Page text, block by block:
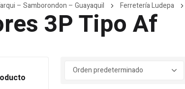
– Samborondon – Guayaquil Ferretería Ludepa
3P Tipo Af